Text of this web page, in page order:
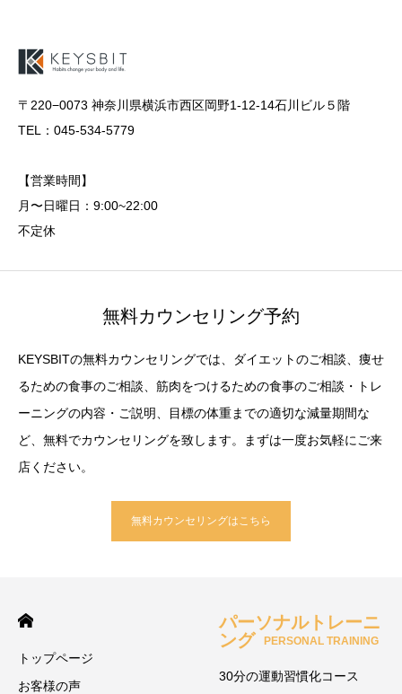
〒220−0073 神奈川県横浜市西区岡野1-12-14石川ビル５階
TEL：045-534-5779
【営業時間】
月〜日曜日：9:00~22:00
不定休
無料カウンセリング予約
KEYSBITの無料カウンセリングでは、ダイエットのご相談、痩せ
るための食事のご相談、筋肉をつけるための食事のご相談・トレ
ーニングの内容・ご説明、目標の体重までの適切な減量期間な
ど、無料でカウンセリングを致します。まずは一度お気軽にご来
店ください。
無料カウンセリングはこちら
トップページ
お客様の声
パーソナルトレーニ
ング
PERSONAL TRAINING
30分の運動習慣化コース